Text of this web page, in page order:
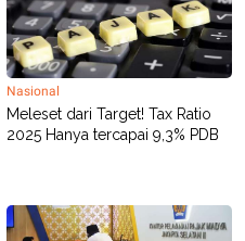
Nasional
Meleset dari Target! Tax Ratio
2025 Hanya tercapai 9,3% PDB